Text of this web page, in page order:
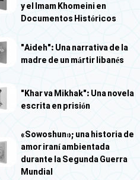
y el Imam Khomeini en
Documentos Históricos
"Aideh": Una narrativa de la
madre de un mártir libanés
"Khar va Mikhak": Una novela
escrita en prisión
«Sowoshun»; una historia de
amor iraní ambientada
durante la Segunda Guerra
Mundial